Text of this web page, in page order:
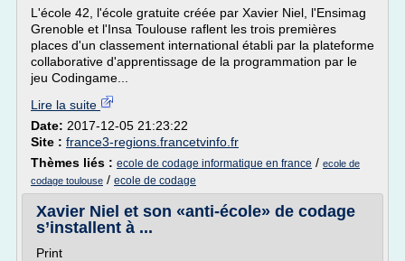
L'école 42, l'école gratuite créée par Xavier Niel, l'Ensimag
Grenoble et l'Insa Toulouse raflent les trois premières
places d'un classement international établi par la plateforme
collaborative d'apprentissage de la programmation par le
jeu Codingame...
Lire la suite
Date: 2017-12-05 21:23:22
Site : france3-regions.francetvinfo.fr
Thèmes liés : ecole de codage informatique en france / ecole de
codage toulouse / ecole de codage
Xavier Niel et son «anti-école» de codage
s’installent à ...
Print